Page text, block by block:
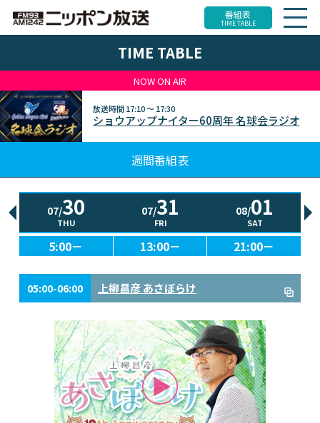
番組表
TIME TABLE
TIME TABLE
NOW ON AIR
放送時間17:10 ～ 17:30
ショウアップナイター60周年 名球会ラジオ
週間番組表
07/30
THU
07/31
FRI
08/01
SAT
5:00－ 13:00－ 21:00－
05:00-06:00 上柳昌彦 あさぼらけ